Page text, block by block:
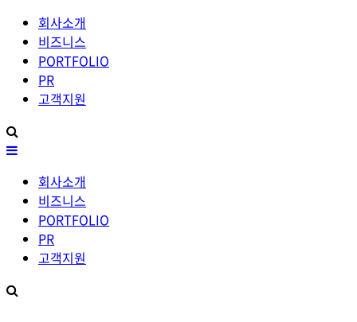
회사소개
비즈니스
PORTFOLIO
PR
고객지원
회사소개
비즈니스
PORTFOLIO
PR
고객지원